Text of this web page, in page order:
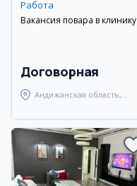
Работа
Вакансия повара в клинику
Договорная
Андижанская область,